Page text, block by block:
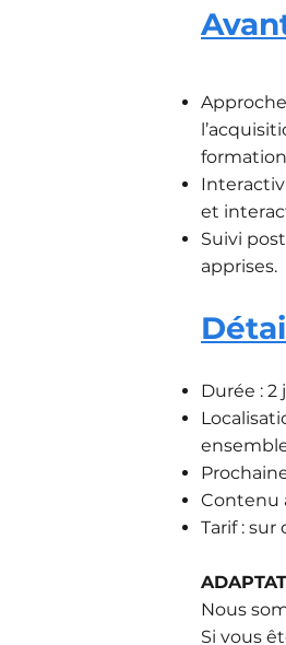
et
Suivi
apprises.
Durée : 2
Contenu
Tarif : sur
Nous
Si vous